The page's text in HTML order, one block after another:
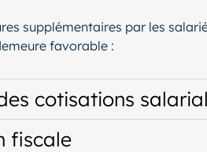
supplémentaires par les
favorable :
cotisations
fiscale